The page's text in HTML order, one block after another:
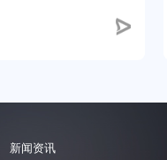
新闻资讯